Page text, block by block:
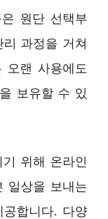
원단 선택부
과정을 거쳐
오랜 사용에도
보유할 수 있
위해 온라인
일상을 보내는
합니다. 다양